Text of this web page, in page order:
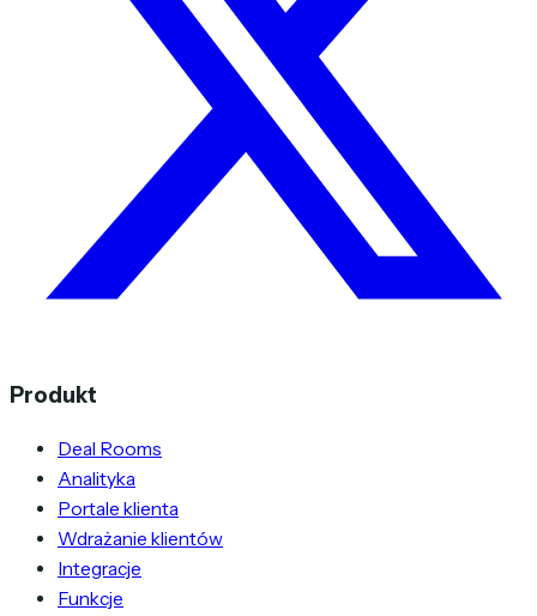
Produkt
Deal Rooms
Analityka
Portale klienta
Wdrażanie klientów
Integracje
Funkcje